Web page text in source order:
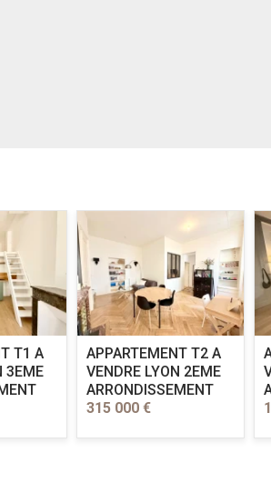
T1 A
3EME
APPARTEMENT T2 A
VENDRE LYON 2EME
ARRONDISSEMENT
315 000 €